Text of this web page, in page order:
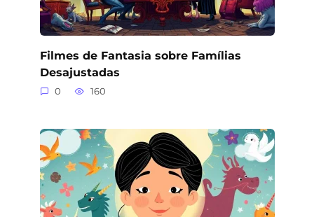
Filmes de Fantasia sobre Famílias
Desajustadas
0 160